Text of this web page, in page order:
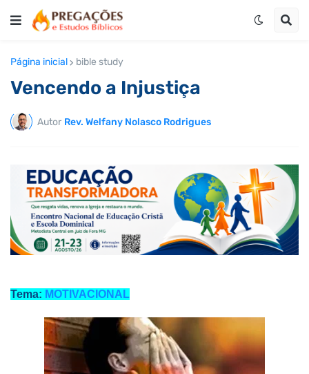
Página inicial bible study
Vencendo a Injustiça
Autor Rev. Welfany Nolasco Rodrigues
Tema: MOTIVACIONAL